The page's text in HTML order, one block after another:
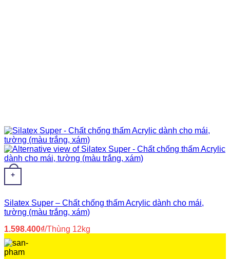
+
Silatex Super – Chất chống thấm Acrylic dành cho mái,
tường (màu trắng, xám)
1.598.400₫/Thùng 12kg